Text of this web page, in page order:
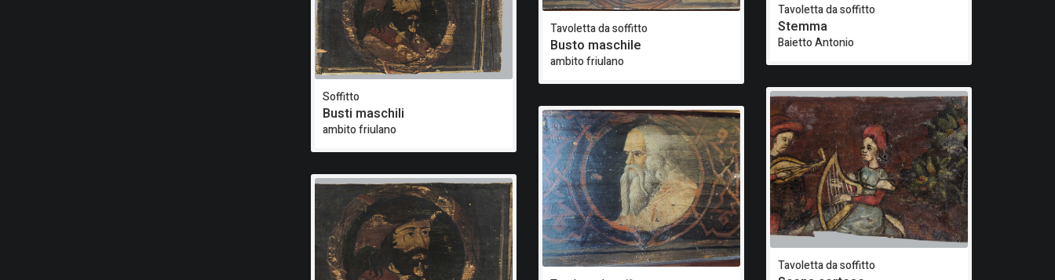
Soffitto
Busti maschili
ambito friulano
Tavoletta da soffitto
Busto maschile
ambito friulano
Tavoletta da soffitto
Stemma
Baietto Antonio
Tavoletta da soffitto